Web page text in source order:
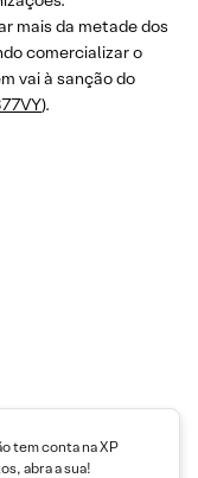
mais da metade dos
comercializar o
vai à sanção do
).
tem conta na XP
abra a sua!